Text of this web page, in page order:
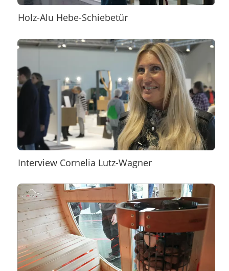
Holz-Alu Hebe-Schiebetür
Interview Cornelia Lutz-Wagner